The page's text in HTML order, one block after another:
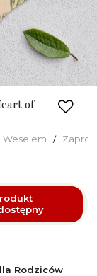
of
Weselem
Rodziców